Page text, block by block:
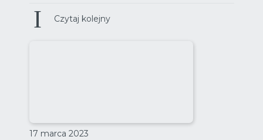
Czytaj kolejny
17 marca 2023